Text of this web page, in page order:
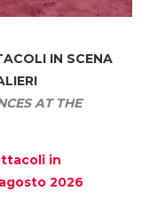
IN SCENA
AT THE
in
2026